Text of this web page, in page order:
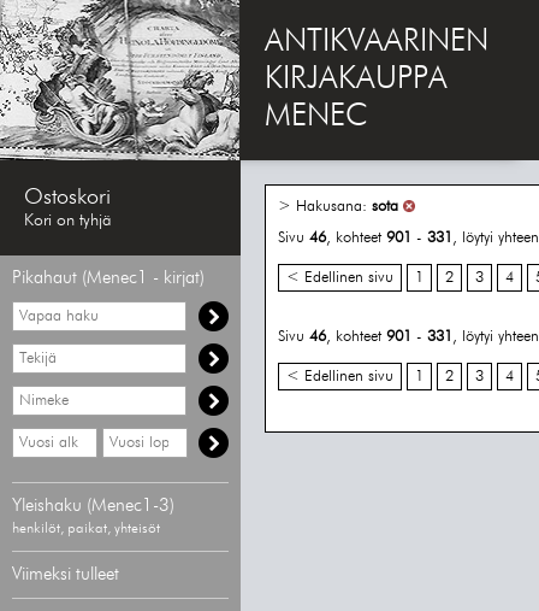
ANTIKVAARINEN
KIRJAKAUPPA
MENEC
Ostoskori
Kori on tyhjä
Pikahaut (Menec1 - kirjat)
Vapaa
haku
Hae
tekijää
Hae
nimekettä
Hae
vähimmäisvuosi
Hae
enimmäisvuosi
Yleishaku (Menec1-3)
henkilöt, paikat, yhteisöt
Viimeksi tulleet
> Hakusana: sota
Sivu 46, kohteet 901 - 331 , löytyi
< Edellinen sivu 1 2 3 4
Sivu 46, kohteet 901 - 331 , löytyi
< Edellinen sivu 1 2 3 4